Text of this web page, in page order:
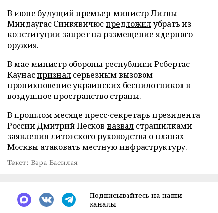
В июне будущий премьер-министр Литвы
Миндаугас Синкявичюспредложилубрать из
конституции запрет на размещение ядерного
оружия.
В мае министр обороны республики Робертас
Каунаспризнал серьезным вызовом
проникновение украинских беспилотников в
воздушное пространство страны.
В прошлом месяце пресс-секретарь президента
России Дмитрий Песков назвал страшилками
заявления литовского руководства о планах
Москвы атаковать местную инфраструктуру.
Текст: Вера Басилая
Подписывайтесь на наши
каналы